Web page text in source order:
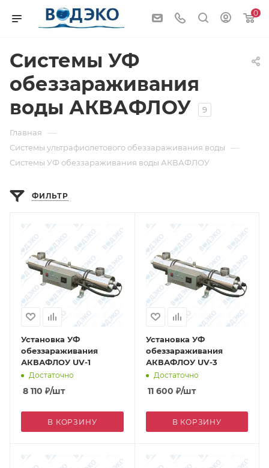
0
Системы УФ
обеззараживания
воды АКВАФЛОУ
9
Главная —
Системы ультрафиолетового обеззараживания воды —
Системы УФ обеззараживания воды АКВАФЛОУ
ФИЛЬТР
Установка УФ
обеззараживания
АКВАФЛОУ UV-1
Достаточно
8 110 ₽/шт
В КОРЗИНУ
Установка УФ
обеззараживания
АКВАФЛОУ UV-3
Достаточно
11 600 ₽/шт
В КОРЗИНУ